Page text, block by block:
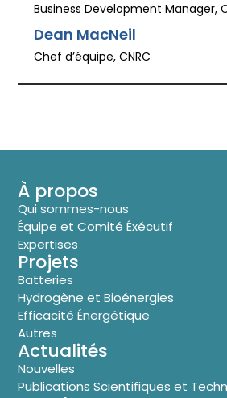
Business Development Manager,
Dean MacNeil
Chef d’équipe, CNRC
À propos
Qui sommes-nous
Équipe et Comité Éxécutif
Expertises
Projets
Batteries
Hydrogène et Bioénergies
Efficacité Énergétique
Autres
Actualités
Nouvelles
Publications Scientifiques et